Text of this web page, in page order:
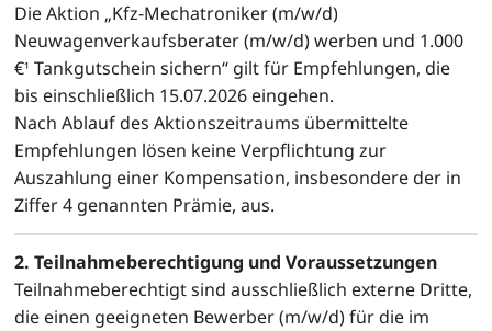
Die Aktion „Kfz-Mechatroniker (m/w/d)
Neuwagenverkaufsberater (m/w/d) werben und 1.000
€¹ Tankgutschein sichern“ gilt für Empfehlungen, die
bis einschließlich 15.07.2026 eingehen.
Nach Ablauf des Aktionszeitraums übermittelte
Empfehlungen lösen keine Verpflichtung zur
Auszahlung einer Kompensation, insbesondere der in
Ziffer 4 genannten Prämie, aus.
2. Teilnahmeberechtigung und Voraussetzungen
Teilnahmeberechtigt sind ausschließlich externe Dritte,
die einen geeigneten Bewerber (m/w/d) für die im